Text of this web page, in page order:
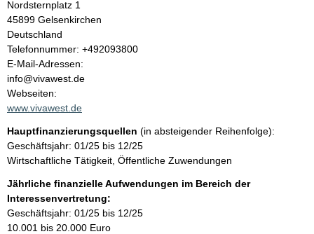
h
a
l
t
Nordsternplatz 1
45899 Gelsenkirchen
Deutschland
K
o
n
t
a
t
i
n
f
o
r
m
Telefonnummer: +492093800
E-Mail-Adressen:
info@vivawest.de
Webseiten:
www.vivawest.de
Hauptfinanzierungsquellen (in absteigender Reihenfolge):
Geschäftsjahr: 01/25 bis 12/25
Wirtschaftliche Tätigkeit, Öffentliche Zuwendungen
Jährliche finanzielle Aufwendungen im Bereich der
Interessenvertretung:
Geschäftsjahr: 01/25 bis 12/25
10.001 bis 20.000 Euro